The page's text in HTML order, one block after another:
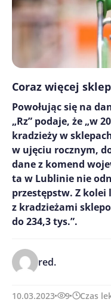
Coraz więcej
Powołując się na
„Rz” podaje, że „w
kradzieży w
w ujęciu rocznym,
dane z komend
ta w Lublinie nie
przestępstw. Z kolei
z kradzieżami
do 234,3 tys.”.
red.
10.03.2023 9 Czas